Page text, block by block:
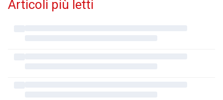
Articoli più letti